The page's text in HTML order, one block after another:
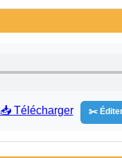
📥 Télécharger ✂️